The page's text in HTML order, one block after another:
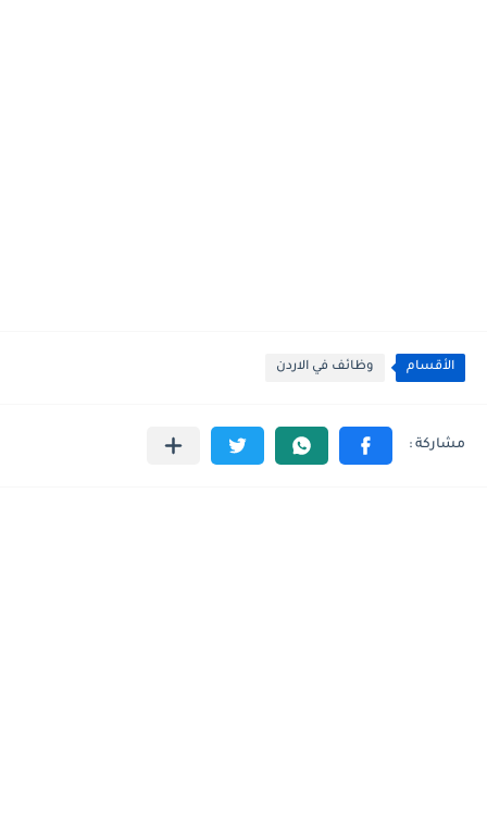
الأقسام وظائف في الاردن